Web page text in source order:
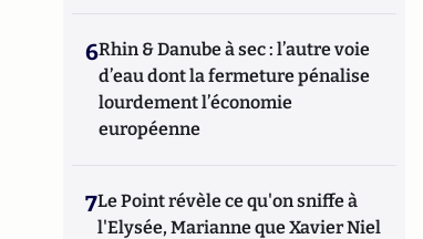
6Rhin & Danube à sec : l’autre voie
d’eau dont la fermeture pénalise
lourdement l’économie
européenne
7Le Point révèle ce qu'on sniffe à
l'Elysée, Marianne que Xavier Niel